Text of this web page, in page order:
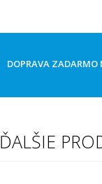
DOPRAVA ZADARMO
ĎALŠIE